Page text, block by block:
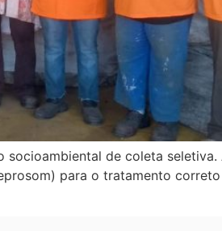
socioambiental de coleta
para o tratamento